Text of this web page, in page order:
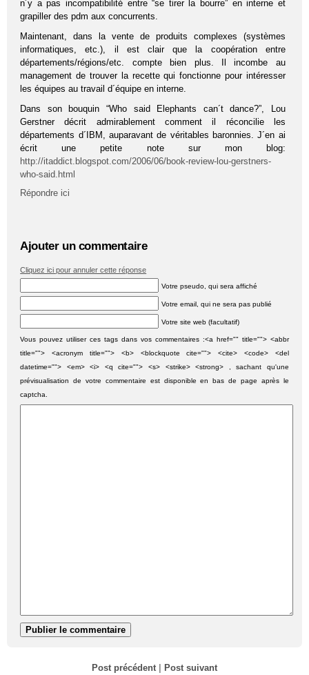
n´y a pas incompatibilité entre “se tirer la bourre” en interne et
grapiller des pdm aux concurrents.
Maintenant, dans la vente de produits complexes (systèmes
informatiques, etc.), il est clair que la coopération entre
départements/régions/etc. compte bien plus. Il incombe au
management de trouver la recette qui fonctionne pour intéresser
les équipes au travail d´équipe en interne.
Dans son bouquin “Who said Elephants can´t dance?”, Lou
Gerstner décrit admirablement comment il réconcilie les
départements d´IBM, auparavant de véritables baronnies. J´en ai
écrit une petite note sur mon blog:
http://itaddict.blogspot.com/2006/06/book-review-lou-gerstners-
who-said.html
Répondre ici
Ajouter un commentaire
Cliquez ici pour annuler cette réponse
Votre pseudo, qui sera affiché
Votre email, qui ne sera pas publié
Votre site web (facultatif)
Vous pouvez utiliser ces tags dans vos commentaires :<a href="" title=""> <abbr
title=""> <acronym title=""> <b> <blockquote cite=""> <cite> <code> <del
datetime=""> <em> <i> <q cite=""> <s> <strike> <strong> , sachant qu'une
prévisualisation de votre commentaire est disponible en bas de page après le
captcha.
Post précédent| Post suivant